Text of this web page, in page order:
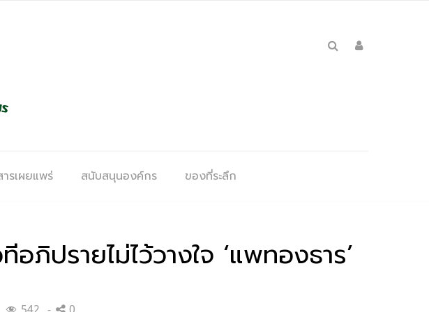
ารเผยแพร่ สนับสนุนองค์กร ของที่ระลึก
ปรายไม่ไว้วางใจ ‘แพทองธาร’
542 0